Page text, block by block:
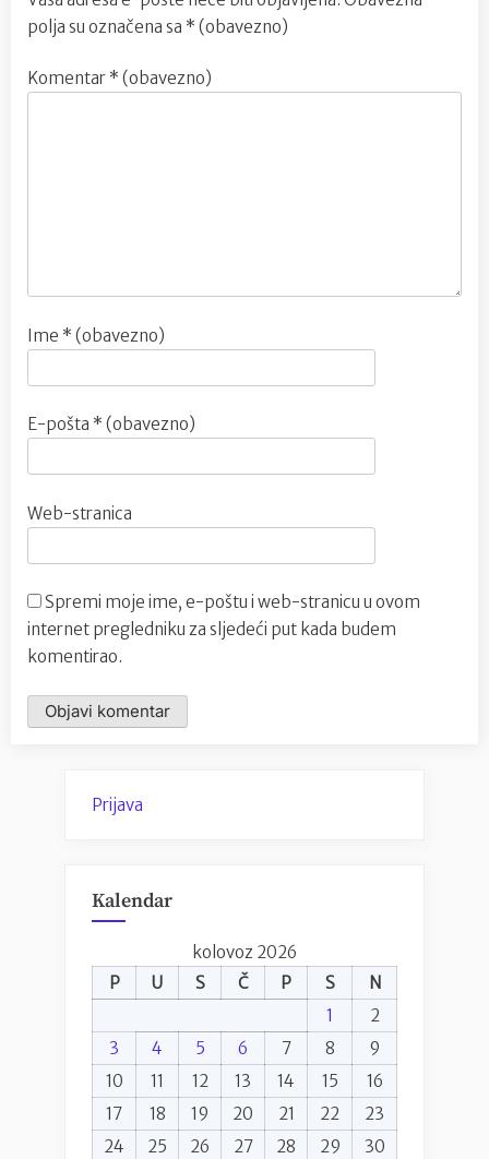
polja su označena sa * (obavezno)
Komentar * (obavezno)
Ime * (obavezno)
E-pošta * (obavezno)
Web-stranica
Spremi moje ime, e-poštu i web-stranicu u ovom
internet pregledniku za sljedeći put kada budem
komentirao.
Prijava
Kalendar
kolovoz 2026
P
U S Č P S
N
1
2
3
4 5 6 7 8
9
10
11 12 13 14 15
16
17
18 19 20 21 22
23
24
25 26 27 28 29
30